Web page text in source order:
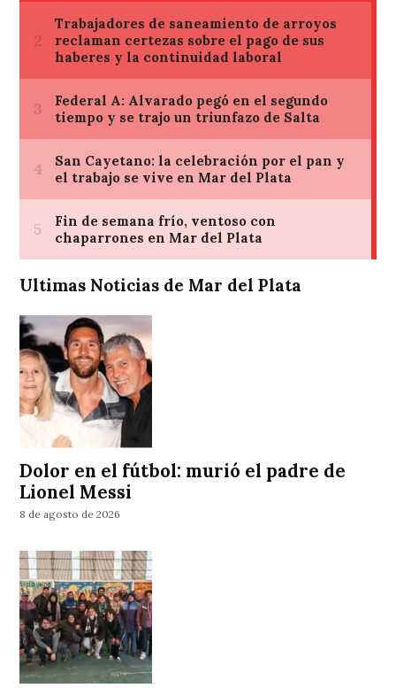
Ultimas Noticias de Mar del Plata
Dolor en el fútbol: murió el padre de
Lionel Messi
8 de agosto de 2026